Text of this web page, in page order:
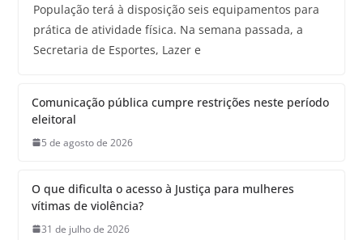
População terá à disposição seis equipamentos para
prática de atividade física. Na semana passada, a
Secretaria de Esportes, Lazer e
Comunicação pública cumpre restrições neste período
eleitoral
5 de agosto de 2026
O que dificulta o acesso à Justiça para mulheres
vítimas de violência?
31 de julho de 2026